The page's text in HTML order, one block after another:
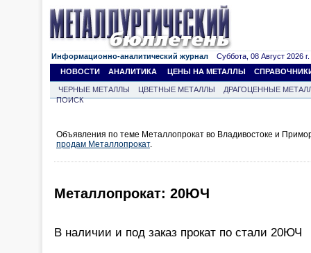
Информационно-аналитический журнал Суббота, 08 Август 2026 г.
НОВОСТИ
АНАЛИТИКА ЦЕНЫ НА МЕТАЛЛЫ
ЧЕРНЫЕ МЕТАЛЛЫ ЦВЕТНЫЕ МЕТАЛЛЫ
ДРАГОЦЕННЫЕ
ПОИСК
Объявления по теме Металлопрокат во Владивостоке и
продам Металлопрокат.
Металлопрокат: 20ЮЧ
В наличии и под заказ прокат по стали 20ЮЧ